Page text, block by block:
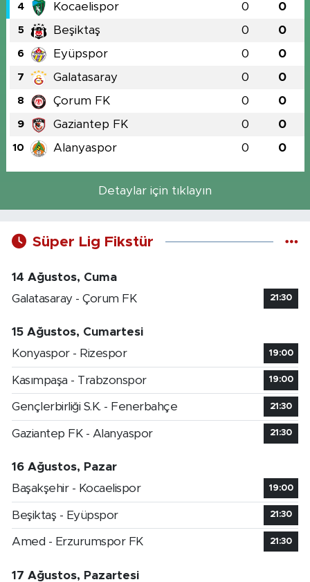
4 Kocaelispor 0 0
5 Beşiktaş 0 0
6 Eyüpspor 0 0
7 Galatasaray 0 0
8 Çorum FK 0 0
9 Gaziantep FK 0 0
10 Alanyaspor 0 0
Detaylar için tıklayın
Süper Lig Fikstür
14 Ağustos, Cuma
Galatasaray - Çorum FK
21:30
15 Ağustos, Cumartesi
Konyaspor - Rizespor
19:00
Kasımpaşa - Trabzonspor 19:00
Gençlerbirliği S.K. - Fenerbahçe 21:30
Gaziantep FK - Alanyaspor 21:30
16 Ağustos, Pazar
Başakşehir - Kocaelispor
19:00
Beşiktaş - Eyüpspor 21:30
Amed - Erzurumspor FK 21:30
17 Ağustos, Pazartesi